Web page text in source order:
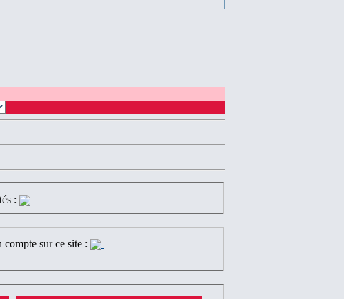
:
compte sur ce site :